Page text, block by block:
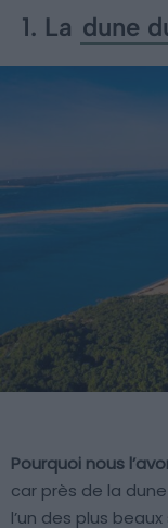
1. La dune
Pourquoi nous
car près de la
l’un des plus